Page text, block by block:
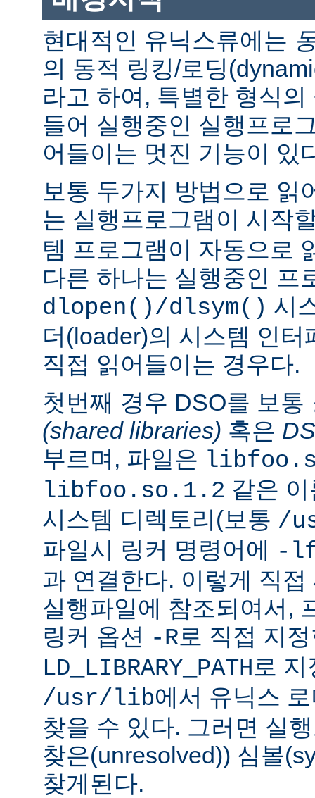
현대적인 유닉스류에는
의 동적 링킹/로딩
라고 하여, 특별한 형식
들어 실행중인 실행프로
어들이는 멋진 기능이 있
보통 두가지 방법으로 읽
는 실행프로그램이 시작
템 프로그램이 자동으로
다른 하나는 실행중인 프
dlopen()/dlsym() 시
더(loader)의 시스템 인
직접 읽어들이는 경우다.
첫번째 경우 DSO를 보통
(shared libraries) 혹은
부르며, 파일은
libfoo.so.1.2 같은
시스템 디렉토리(보통 /
파일시 링커 명령어에
-
과 연결한다. 이렇게 직
실행파일에 참조되여서,
링커 옵션 -R로 직접 지
LD_LIBRARY_PATH 로
/usr/lib에서 유닉스
찾을 수 있다. 그러면 실
찾은(unresolved)) 심볼
찾게된다.